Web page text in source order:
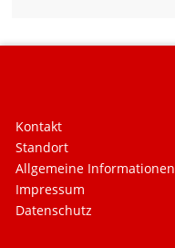
Kontakt
Standort
Allgemeine Informationen
Impressum
Datenschutz